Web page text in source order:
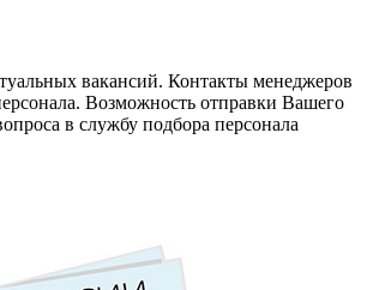
вакансий. Контакты менеджеров
Возможность отправки Вашего
в службу подбора персонала